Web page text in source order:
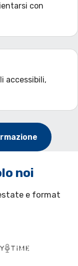
con
accessibili,
noi
e format